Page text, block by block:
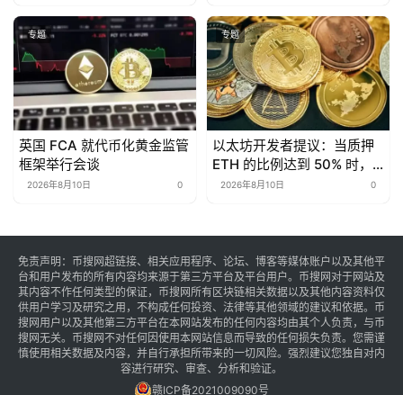
专题
英国 FCA 就代币化黄金监管
框架举行会谈
2026年8月10日 0
专题
以太坊开发者提议：当质押
ETH 的比例达到 50% 时，
将质押奖励降至零
2026年8月10日 0
免责声明：币搜网超链接、相关应用程序、论坛、博客等媒体账户以及其他平
台和用户发布的所有内容均来源于第三方平台及平台用户。币搜网对于网站及
其内容不作任何类型的保证，币搜网所有区块链相关数据以及其他内容资料仅
供用户学习及研究之用，不构成任何投资、法律等其他领域的建议和依据。币
搜网用户以及其他第三方平台在本网站发布的任何内容均由其个人负责，与币
搜网无关。币搜网不对任何因使用本网站信息而导致的任何损失负责。您需谨
慎使用相关数据及内容，并自行承担所带来的一切风险。强烈建议您独自对内
容进行研究、审查、分析和验证。
赣ICP备2021009090号